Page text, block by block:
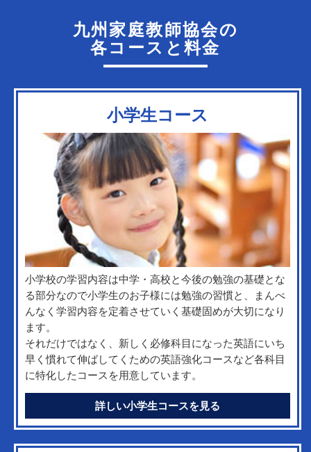
九州家庭教師協会の
各コースと料金
小学生コース
小学校の学習内容は中学・高校と今後の勉強の基礎とな
る部分なので小学生のお子様には勉強の習慣と、まんべ
んなく学習内容を定着させていく基礎固めが大切になり
ます。
それだけではなく、新しく必修科目になった英語にいち
早く慣れて伸ばしてくための英語強化コースなど各科目
に特化したコースを用意しています。
詳しい小学生コースを見る